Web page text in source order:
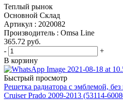
Теплый рынок
Основной Склад
Артикул : 2020082
Производитель : Omsa Line
365.72 руб.
-
+
В корзину
Быстрый просмотр
Решетка радиатора с эмблемой,
Cruiser Prado 2009-2013 (53114-